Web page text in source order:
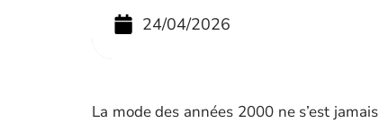
24/04/2026
La mode des années 2000 ne s’est